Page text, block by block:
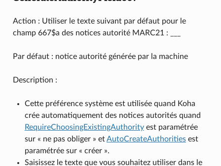
Action : Utiliser le texte suivant par défaut pour le
champ 667$a des notices autorité MARC21 : ___
Par défaut : notice autorité générée par la machine
Description :
Cette préférence système est utilisée quand Koha
crée automatiquement des notices autorités quand
RequireChoosingExistingAuthorityest paramétrée
sur « ne pas obliger » etAutoCreateAuthoritiesest
paramétrée sur « créer ».
Saisissez le texte que vous souhaitez utiliser dans le